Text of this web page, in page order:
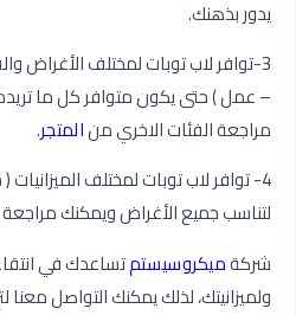
يدور بذهنك.
3-توافر لاب توبات لمختلف الأغراض
– عمل ) حتى يكون متوافر كل ما
مراجعة الفئات الاخري منالمتجر.
4- توافر لاب توبات لمختلف
لتناسب جميع الأغراض ويمكنك
شركةميكروسيستمتساعدك في
ولميزانيتك، لذلك يمكنك التواصل معنا